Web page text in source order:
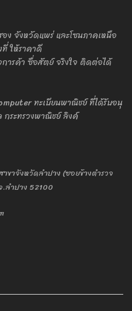
จังหวัดแพร่ และโซนภาคเหนือ
ให้ราคาดี
ารค้า ซื่อสัตย์ จริงใจ ติดต่อได้
ทะเบียนพาณิชย์ ที่ได้รับอนุ
ระทรวงพาณิชย์ ลิงค์
ขาจังหวัดลำปาง (ซอยข้างตำรวจ
ลำปาง 52100